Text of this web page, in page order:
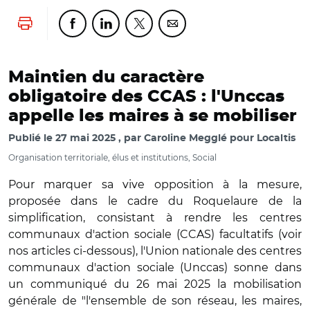
Lancer l'impressionPartager cette page sur Facebook
Partager cette page sur Linkedin
Partager cette page sur Twitter
Partager cette page sur
Maintien du caractère
obligatoire des CCAS : l'Unccas
appelle les maires à se mobiliser
Publié le 27 mai 2025 par Caroline Megglé pour Localtis
Organisation territoriale, élus et institutions, Social
Pour marquer sa vive opposition à la mesure,
proposée dans le cadre du Roquelaure de la
simplification, consistant à rendre les centres
communaux d'action sociale (CCAS) facultatifs (voir
nos articles ci-dessous), l'Union nationale des centres
communaux d'action sociale (Unccas) sonne dans
un communiqué du 26 mai 2025 la mobilisation
générale de "l'ensemble de son réseau, les maires,